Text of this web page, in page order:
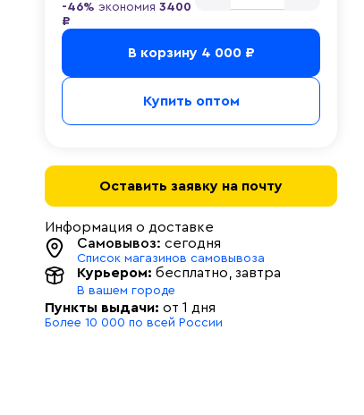
-46% экономия 3400
₽
В корзину 4 000 ₽
Купить оптом
Оставить заявку на почту
Информация о доставке
Самовывоз: сегодня
Список магазинов самовывоза
Курьером: бесплатно , завтра
В вашем городе
Пункты выдачи: от 1 дня
Более 10 000 по всей России